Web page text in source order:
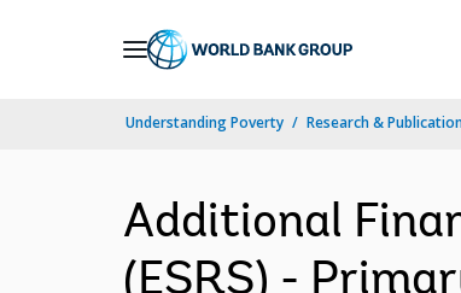
Understanding Poverty Research &
Additional
(ESRS) -